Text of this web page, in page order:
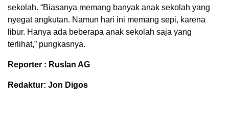
sekolah. “Biasanya memang banyak anak sekolah yang
nyegat angkutan. Namun hari ini memang sepi, karena
libur. Hanya ada beberapa anak sekolah saja yang
terlihat,” pungkasnya.
Reporter : Ruslan AG
Redaktur: Jon Digos